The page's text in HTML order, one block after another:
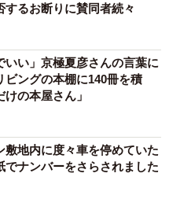
するお断りに賛同者続々
いい」京極夏彦さんの言葉に
ングの本棚に140冊を積
の本屋さん」
敷地内に度々車を停めていた
ナンバーをさらされました